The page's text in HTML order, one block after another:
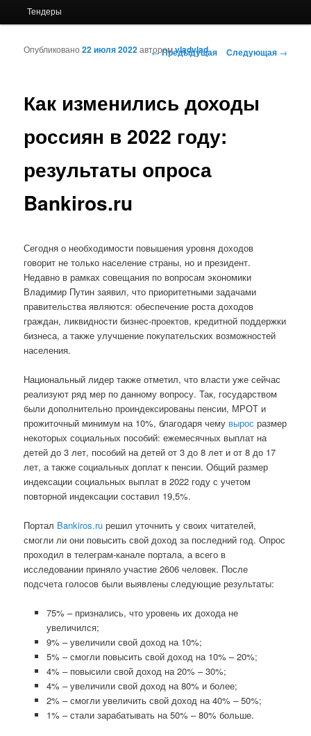
Тендеры
Навигация по записям
←Предыдущая Следующая →
Как изменились доходы
россиян в 2022 году:
результаты опроса
Bankiros.ru
Опубликовано22 июля 2022авторомvladvlad
Сегодня о необходимости повышения уровня доходов
говорит не только население страны, но и президент.
Недавно в рамках совещания по вопросам экономики
Владимир Путин заявил, что приоритетными задачами
правительства являются: обеспечение роста доходов
граждан, ликвидности бизнес-проектов, кредитной поддержки
бизнеса, а также улучшение покупательских возможностей
населения.
Национальный лидер также отметил, что власти уже сейчас
реализуют ряд мер по данному вопросу. Так, государством
были дополнительно проиндексированы пенсии, МРОТ и
прожиточный минимум на 10%, благодаря чему вырос размер
некоторых социальных пособий: ежемесячных выплат на
детей до 3 лет, пособий на детей от 3 до 8 лет и от 8 до 17
лет, а также социальных доплат к пенсии. Общий размер
индексации социальных выплат в 2022 году с учетом
повторной индексации составил 19,5%.
Портал Bankiros.ru решил уточнить у своих читателей,
смогли ли они повысить свой доход за последний год. Опрос
проходил в телеграм-канале портала, а всего в
исследовании приняло участие 2606 человек. После
подсчета голосов были выявлены следующие результаты:
75% – признались, что уровень их дохода не
увеличился;
9% – увеличили свой доход на 10%;
5% – смогли повысить свой доход на 10% – 20%;
4% – повысили свой доход на 20% – 30%;
4% – увеличили свой доход на 80% и более;
2% – смогли увеличить свой доход на 40% – 50%;
1% – стали зарабатывать на 50% – 80% больше.